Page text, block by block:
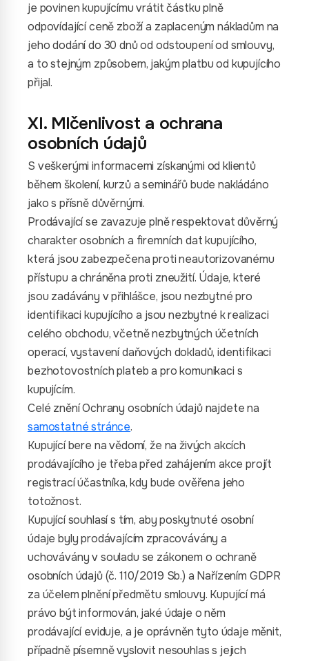
je povinen kupujícímu vrátit částku plně
odpovídající ceně zboží a zaplaceným nákladům na
jeho dodání do 30 dnů od odstoupení od smlouvy,
a to stejným způsobem, jakým platbu od kupujícího
přijal.
XI. Mlčenlivost a ochrana
osobních údajů
S veškerými informacemi získanými od klientů
během školení, kurzů a seminářů bude nakládáno
jako s přísně důvěrnými.
Prodávající se zavazuje plně respektovat důvěrný
charakter osobních a firemních dat kupujícího,
která jsou zabezpečena proti neautorizovanému
přístupu a chráněna proti zneužití. Údaje, které
jsou zadávány v přihlášce, jsou nezbytné pro
identifikaci kupujícího a jsou nezbytné k realizaci
celého obchodu, včetně nezbytných účetních
operací, vystavení daňových dokladů, identifikaci
bezhotovostních plateb a pro komunikaci s
kupujícím.
Celé znění Ochrany osobních údajů najdete na
samostatné stránce.
Kupující bere na vědomí, že na živých akcích
prodávajícího je třeba před zahájením akce projít
registrací účastníka, kdy bude ověřena jeho
totožnost.
Kupující souhlasí s tím, aby poskytnuté osobní
údaje byly prodávajícím zpracovávány a
uchovávány v souladu se zákonem o ochraně
osobních údajů (č. 110/2019 Sb.) a Nařízením GDPR
za účelem plnění předmětu smlouvy. Kupující má
právo být informován, jaké údaje o něm
prodávající eviduje, a je oprávněn tyto údaje měnit,
případně písemně vyslovit nesouhlas s jejich